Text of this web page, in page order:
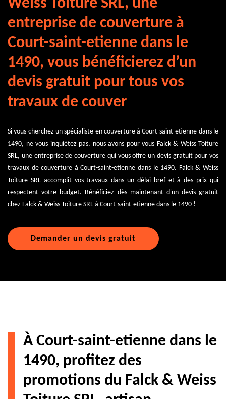
Weiss Toiture SRL, une
entreprise de couverture à
Court-saint-etienne dans le
1490, vous bénéficierez d’un
devis gratuit pour tous vos
travaux de couver
Si vous cherchez un spécialiste en couverture à Court-saint-etienne dans le
1490, ne vous inquiétez pas, nous avons pour vous Falck & Weiss Toiture
SRL, une entreprise de couverture qui vous offre un devis gratuit pour vos
travaux de couverture à Court-saint-etienne dans le 1490. Falck & Weiss
Toiture SRL accomplit vos travaux dans un délai bref et à des prix qui
respectent votre budget. Bénéficiez dès maintenant d'un devis gratuit
chez Falck & Weiss Toiture SRL à Court-saint-etienne dans le 1490 !
Demander un devis gratuit
À Court-saint-etienne dans le
1490, profitez des
promotions du Falck & Weiss